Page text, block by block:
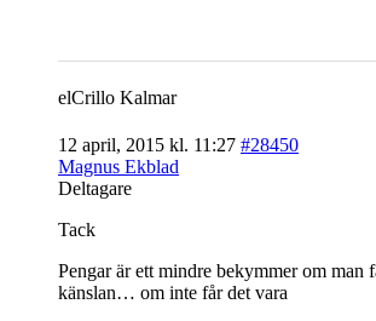
elCrillo Kalmar
12 april, 2015 kl. 11:27 #28450
Magnus Ekblad
Deltagare
Tack
Pengar är ett mindre bekymmer om man
känslan… om inte får det vara